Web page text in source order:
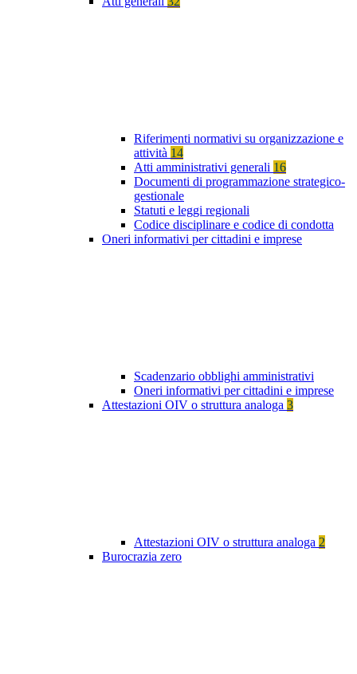
Riferimenti normativi su organizzazione e
attività 14
Atti amministrativi generali 16
Documenti di programmazione strategico-
gestionale
Statuti e leggi regionali
Codice disciplinare e codice di condotta
Oneri informativi per cittadini e imprese
Scadenzario obblighi amministrativi
Oneri informativi per cittadini e imprese
Attestazioni OIV o struttura analoga 3
Attestazioni OIV o struttura analoga 2
Burocrazia zero